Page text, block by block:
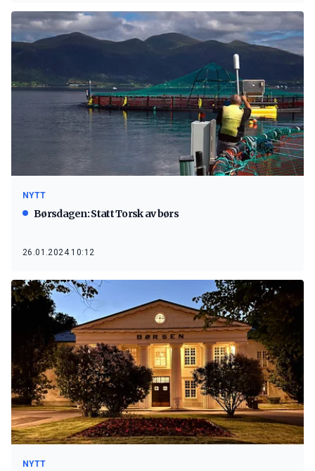
NYTT
Børsdagen: Statt Torsk av børs
26.01.2024 10:12
NYTT